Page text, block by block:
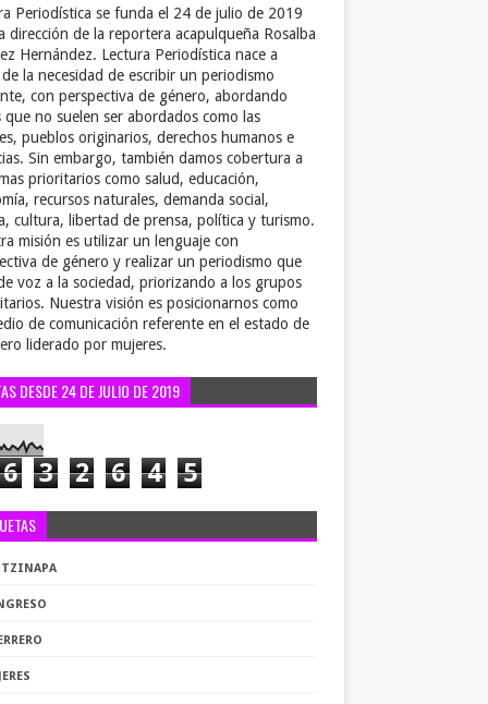
Periodística se funda el 24 de julio de 2019
dirección de la reportera acapulqueña Rosalba
Hernández. Lectura Periodística nace a
la necesidad de escribir un periodismo
con perspectiva de género, abordando
que no suelen ser abordados como las
pueblos originarios, derechos humanos e
Sin embargo, también damos cobertura a
prioritarios como salud, educación,
recursos naturales, demanda social,
cultura, libertad de prensa, política y turismo.
misión es utilizar un lenguaje con
de género y realizar un periodismo que
voz a la sociedad, priorizando a los grupos
Nuestra visión es posicionarnos como
de comunicación referente en el estado de
liderado por mujeres.
DESDE 24 DE JULIO DE 2019
6 3 2 6 4 5